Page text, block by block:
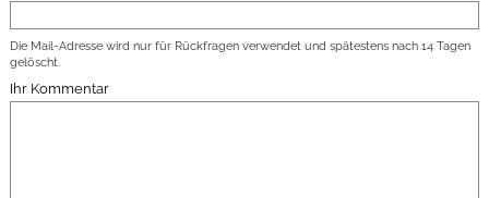
Die Mail-Adresse wird nur für Rückfragen verwendet und spätestens nach 14 Tagen
gelöscht.
Ihr Kommentar